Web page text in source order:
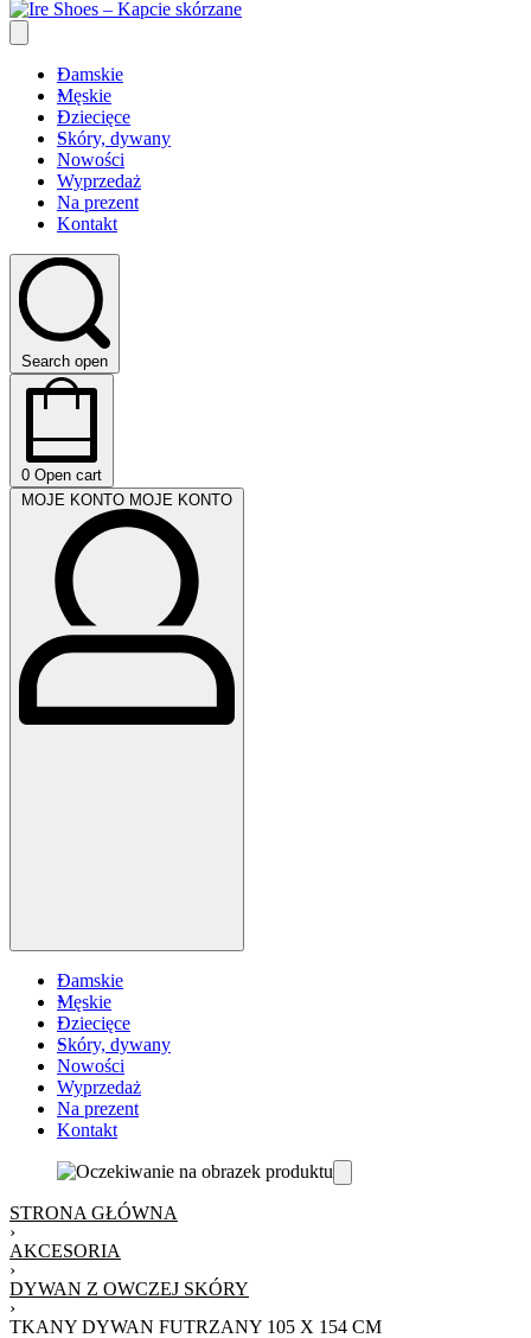
Damskie
Męskie
Dziecięce
Skóry, dywany
Nowości
Wyprzedaż
Na prezent
Kontakt
Search open
0 Open cart
MOJE KONTO MOJE KONTO
Damskie
Męskie
Dziecięce
Skóry, dywany
Nowości
Wyprzedaż
Na prezent
Kontakt
STRONA GŁÓWNA
›
AKCESORIA
›
DYWAN Z OWCZEJ SKÓRY
›
TKANY DYWAN FUTRZANY 105 X 154 CM